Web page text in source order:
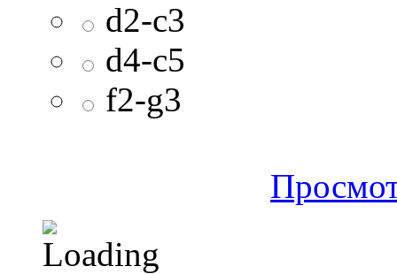
d2-c3
d4-c5
f2-g3